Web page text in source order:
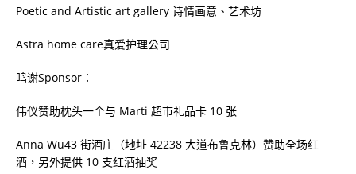
Poetic and Artistic art gallery 诗情画意、艺术坊
Astra home care真爱护理公司
鸣谢Sponsor：
伟仪赞助枕头一个与 Marti 超市礼品卡 10 张
Anna Wu43 街酒庄（地址 42238 大道布鲁克林）赞助全场红
酒，另外提供 10 支红酒抽奖